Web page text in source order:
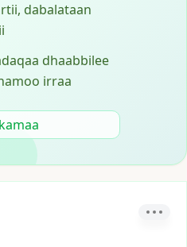
dabalataan
dhaabbilee
irraa